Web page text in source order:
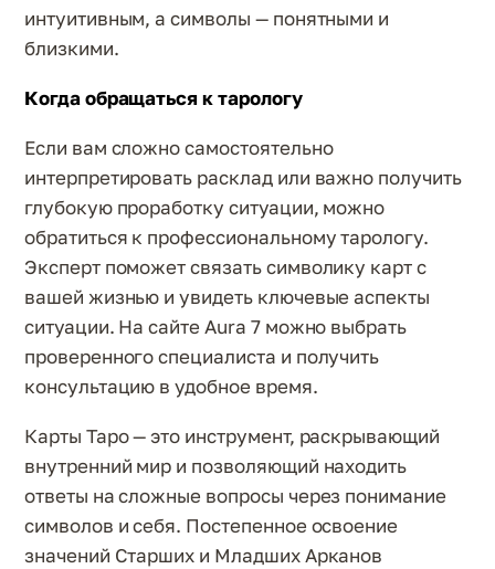
интуитивным, а символы — понятными и
близкими.
Когда обращаться к тарологу
Если вам сложно самостоятельно
интерпретировать расклад или важно получить
глубокую проработку ситуации, можно
обратиться к профессиональному тарологу.
Эксперт поможет связать символику карт с
вашей жизнью и увидеть ключевые аспекты
ситуации. На сайте Aura 7 можно выбрать
проверенного специалиста и получить
консультацию в удобное время.
Карты Таро — это инструмент, раскрывающий
внутренний мир и позволяющий находить
ответы на сложные вопросы через понимание
символов и себя. Постепенное освоение
значений Старших и Младших Арканов